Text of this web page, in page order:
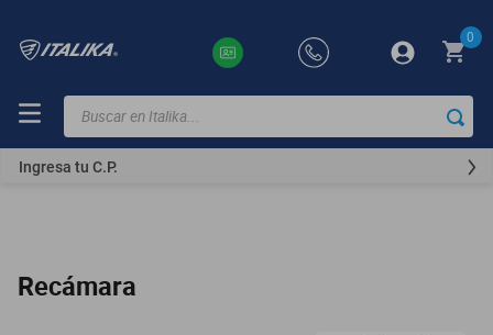
0
Buscar en Italika...
Ingresa tu C.P.
Recámara
TÉRMINOS
MÁS
motoneta